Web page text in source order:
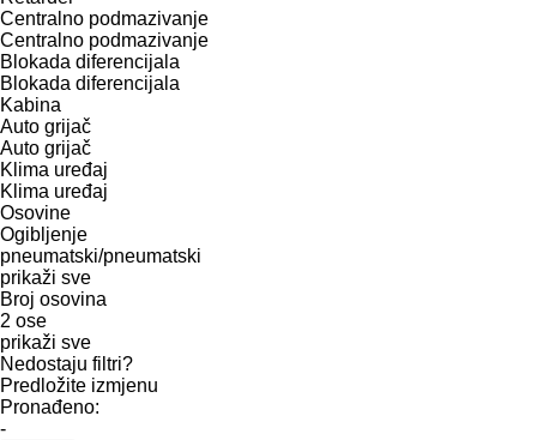
Centralno podmazivanje
Centralno podmazivanje
Blokada diferencijala
Blokada diferencijala
Kabina
Auto grijač
Auto grijač
Klima uređaj
Klima uređaj
Osovine
Ogibljenje
pneumatski/pneumatski
prikaži sve
Broj osovina
2 ose
prikaži sve
Nedostaju filtri?
Predložite izmjenu
Pronađeno:
-